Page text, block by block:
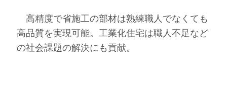
高精度で省施工の部材は熟練職人でなくても
高品質を実現可能。工業化住宅は職人不足など
の社会課題の解決にも貢献。